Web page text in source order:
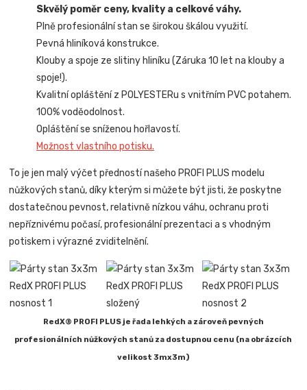
Skvělý poměr ceny, kvality a celkové váhy.
Plně profesionální stan se širokou škálou využití.
Pevná hliníková konstrukce.
Klouby a spoje ze slitiny hliníku (Záruka 10 let na klouby a
spoje!).
Kvalitní opláštění z POLYESTERu s vnitřním PVC potahem.
100% voděodolnost.
Opláštění se sníženou hořlavostí.
Možnost vlastního potisku.
To je jen malý výčet předností našeho PROFI PLUS modelu
nůžkových stanů, díky kterým si můžete být jisti, že poskytne
dostatečnou pevnost, relativně nízkou váhu, ochranu proti
nepříznivému počasí, profesionální prezentaci a s vhodným
potiskem i výrazné zviditelnění.
RedX® PROFI PLUS je řada lehkých a zároveň pevných
profesionálních nůžkových stanů za dostupnou cenu (na obrázcích
velikost 3mx3m)